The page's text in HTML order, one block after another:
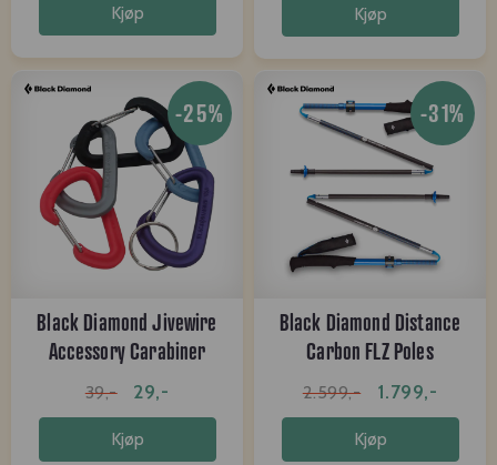
Kjøp Kjøp
-25%
Black Diamond Jivewire
Accessory Carabiner
Small
39,- 29,-
Kjøp
-31%
Black Diamond Distance
Carbon FLZ Poles
2.599,- 1.799,-
Kjøp